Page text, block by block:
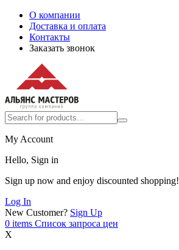
О компании
Доставка и оплата
Контакты
Заказать звонок
My Account
Hello, Sign in
Sign up now and enjoy discounted shopping!
Log In
New Customer? Sign Up
0 items Список запроса цен
X